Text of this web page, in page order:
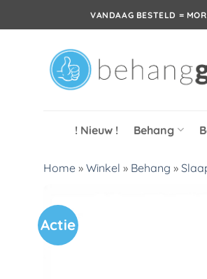
VANDAAG BESTELD =
! Nieuw ! Behang
Home » Winkel » Behang »
Actie